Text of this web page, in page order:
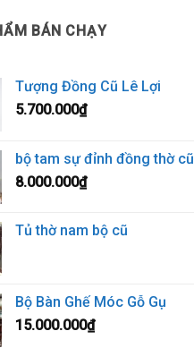
BÁN CHẠY
Tượng Đồng Cũ Lê Lợi
5.700.000₫
bộ tam sự đỉnh đồng thờ cũ
8.000.000₫
Tủ thờ nam bộ cũ
Bộ Bàn Ghế Móc Gỗ Gụ
15.000.000₫